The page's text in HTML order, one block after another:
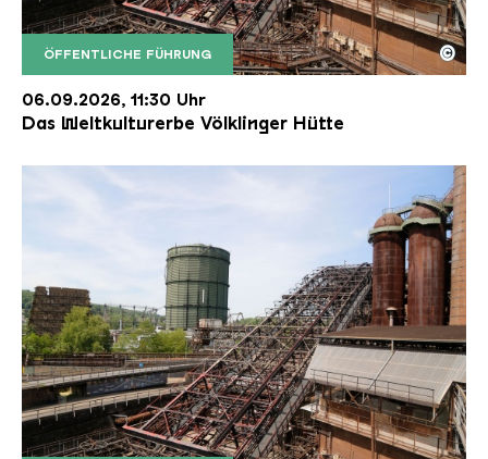
ÖFFENTLICHE FÜHRUNG
Der Erzschrägaufzug der Völklinger Hütte mit
Copyright: Weltkulturerbe Völklinger Hütte | Karl
©
06.09.2026, 11:30 Uhr
Das Weltkulturerbe Völklinger Hütte